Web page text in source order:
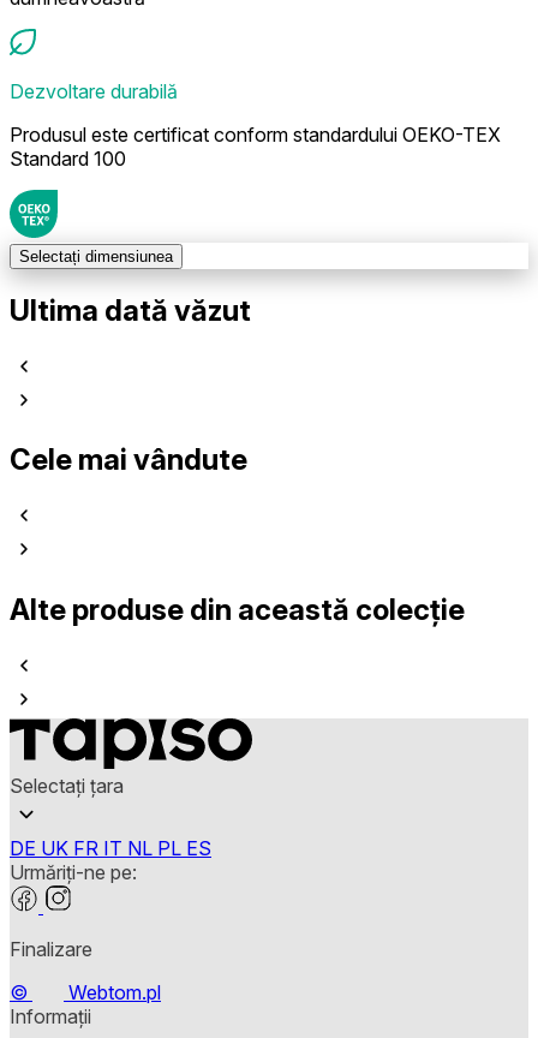
Dezvoltare durabilă
Produsul este certificat conform standardului OEKO-TEX
Standard 100
Selectați dimensiunea
Ultima dată văzut
Cele mai vândute
Alte produse din această colecție
Selectați țara
DE UK FR IT NL PL ES
Urmăriți-ne pe:
Finalizare
©
Webtom.pl
Informații